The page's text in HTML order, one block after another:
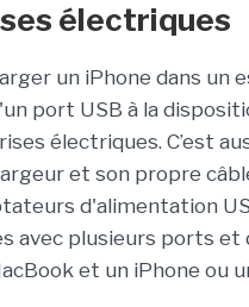
électriques
un iPhone dans un
port USB à la
électriques. C’est
et son propre
d'alimentation
avec plusieurs ports et
et un iPhone ou